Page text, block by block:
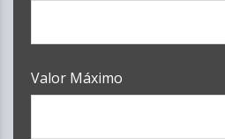
Valor Máximo